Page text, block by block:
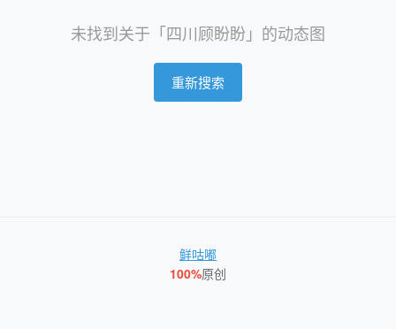
未找到关于「四川顾盼盼」的动态图
重新搜索
鲜咕嘟
100%原创